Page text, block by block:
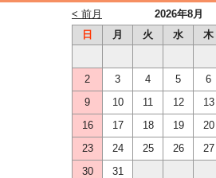
2026年8月
< 前月
日
月 火 水 木
2
3 4 5 6
9
10 11 12 13
16
17 18 19 20
23
24 25 26 27
30
31